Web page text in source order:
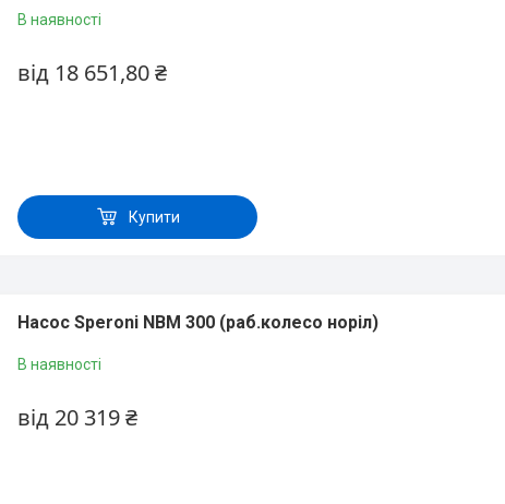
В наявності
від 18 651,80 ₴
Купити
Насос Speroni NBM 300 (раб.колесо норіл)
В наявності
від 20 319 ₴